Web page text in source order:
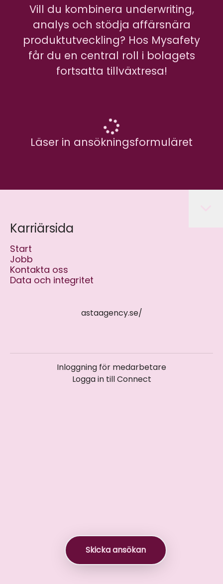
Skicka ansökan
Vill du kombinera underwriting,
analys och stödja affärsnära
produktutveckling? Hos Mysafety
får du en central roll i bolagets
fortsatta tillväxtresa!
Läser in ansökningsformuläret
Karriärsida
Start
Jobb
Kontakta oss
Data och integritet
astaagency.se/
Inloggning för medarbetare
Logga in till Connect